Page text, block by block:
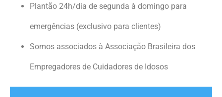
Plantão 24h/dia de segunda à domingo para
emergências (exclusivo para clientes)
Somos associados à Associação Brasileira dos
Empregadores de Cuidadores de Idosos